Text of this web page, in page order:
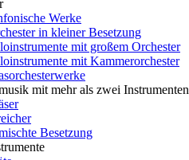
Werke
in kleiner Besetzung
mit großem Orchester
mit Kammerorchester
mit mehr als zwei Instrumenten
Besetzung